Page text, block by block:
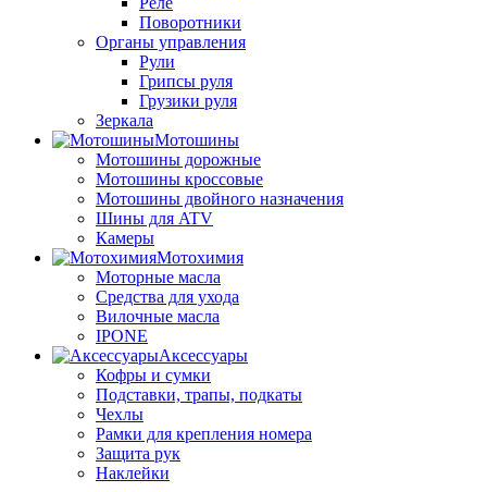
Поворотники
Органы управления
Рули
Грипсы руля
Грузики руля
Зеркала
Мотошины
Мотошины дорожные
Мотошины кроссовые
Мотошины двойного назначения
Шины для ATV
Камеры
Мотохимия
Моторные масла
Средства для ухода
Вилочные масла
IPONE
Аксессуары
Кофры и сумки
Подставки, трапы, подкаты
Чехлы
Рамки для крепления номера
Защита рук
Наклейки